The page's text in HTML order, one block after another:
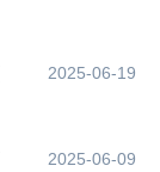
2025-06-19
2025-06-09